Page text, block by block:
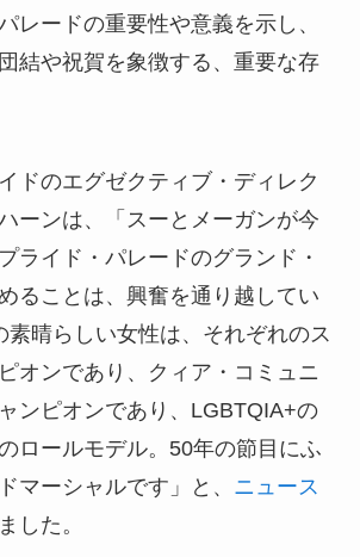
レードの重要性や意義を示し、
結や祝賀を象徴する、重要な存
ドのエグゼクティブ・ディレク
ーンは、「スーとメーガンが今
ライド・パレードのグランド・
ることは、興奮を通り越してい
素晴らしい女性は、それぞれのス
オンであり、クィア・コミュニ
ンピオンであり、LGBTQIA+の
ロールモデル。50年の節目にふ
マーシャルです」と、 ニュース
した。